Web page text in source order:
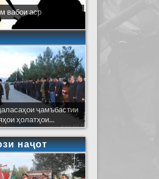
дар ноҳияи Шаҳринав
вабои аср
ҷамъбастии
ҳолатҳои...
наҷот